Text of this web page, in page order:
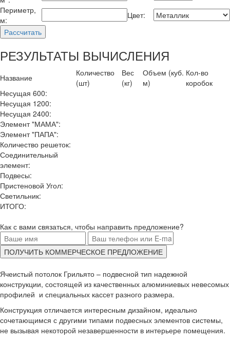
Периметр,
м:
Цвет:
РЕЗУЛЬТАТЫ ВЫЧИСЛЕНИЯ
Название
Количество
(шт)
Вес
(кг)
Объем (куб.
м)
Кол-во
коробок
Несущая 600:
Несущая 1200:
Несущая 2400:
Элемент "МАМА":
Элемент "ПАПА":
Количество решеток:
Соединительный
элемент:
Подвесы:
Пристеновой Угол:
Светильник:
ИТОГО:
Как с вами связаться, чтобы направить предложение?
Ячеистый потолок Грильято – подвесной тип надежной
конструкции, состоящей из качественных алюминиевых невесомых
профилей и специальных кассет разного размера.
Конструкция отличается интересным дизайном, идеально
сочетающимся с другими типами подвесных элементов системы,
не вызывая некоторой незавершенности в интерьере помещения.